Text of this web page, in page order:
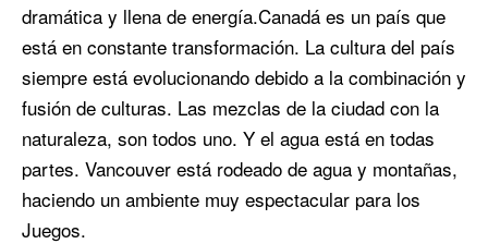
dramática y llena de energía.Canadá es un país que
está en constante transformación. La cultura del país
siempre está evolucionando debido a la combinación y
fusión de culturas. Las mezclas de la ciudad con la
naturaleza, son todos uno. Y el agua está en todas
partes. Vancouver está rodeado de agua y montañas,
haciendo un ambiente muy espectacular para los
Juegos.